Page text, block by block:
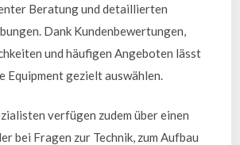
Beratung und detaillierten
Dank Kundenbewertungen,
und häufigen Angeboten lässt
Equipment gezielt auswählen.
verfügen zudem über einen
bei Fragen zur Technik, zum Aufbau